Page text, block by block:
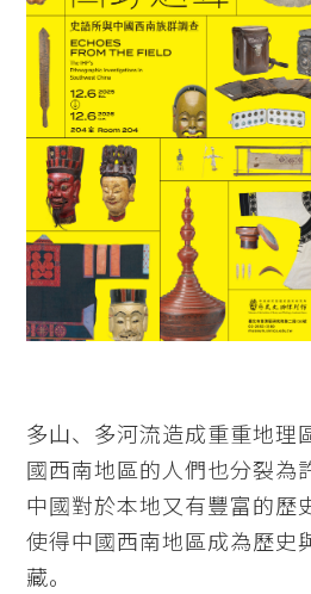
多山、多河流造成重重地理
國西南地區的人們也分裂為
中國對於本地又有豐富的歷
使得中國西南地區成為歷史
藏。